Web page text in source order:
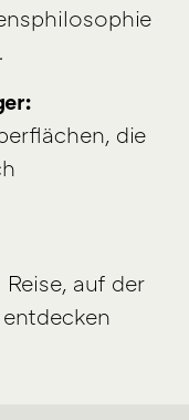
die
auf der